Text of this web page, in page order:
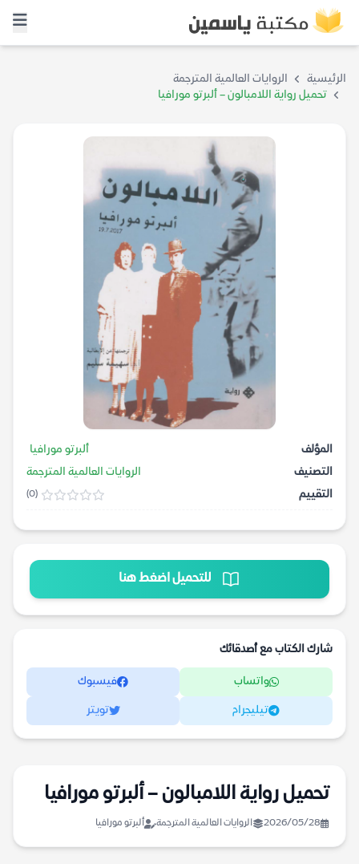
الرئيسية
الروايات العالمية المترجمة
تحميل رواية اللامبالون – ألبرتو مورافيا
المؤلف
ألبرتو مورافيا
التصنيف
الروايات العالمية المترجمة
التقييم
(0)
للتحميل اضغط هنا
شارك الكتاب مع أصدقائك
واتساب فيسبوك
تيليجرام تويتر
تحميل رواية اللامبالون – ألبرتو مورافيا
2026/05/28 الروايات العالمية المترجمة ألبرتو مورافيا